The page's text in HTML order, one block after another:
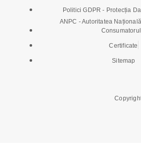
Politici GDPR - Protecția
ANPC - Autoritatea
Certificate
Sitemap